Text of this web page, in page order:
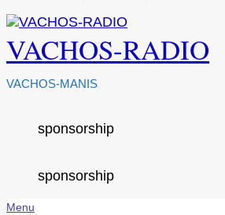
VACHOS-RADIO
VACHOS-MANIS
sponsorship
sponsorship
Secondary
Menu